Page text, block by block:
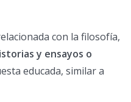
con la filosofía,
y ensayos o
educada, similar a